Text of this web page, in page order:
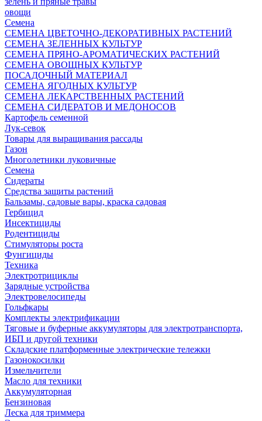
овощи
Семена
СЕМЕНА ЦВЕТОЧНО-ДЕКОРАТИВНЫХ РАСТЕНИЙ
СЕМЕНА ЗЕЛЕННЫХ КУЛЬТУР
СЕМЕНА ПРЯНО-АРОМАТИЧЕСКИХ РАСТЕНИЙ
СЕМЕНА ОВОЩНЫХ КУЛЬТУР
ПОСАДОЧНЫЙ МАТЕРИАЛ
СЕМЕНА ЯГОДНЫХ КУЛЬТУР
СЕМЕНА ЛЕКАРСТВЕННЫХ РАСТЕНИЙ
СЕМЕНА СИДЕРАТОВ И МЕДОНОСОВ
Картофель семенной
Лук-севок
Товары для выращивания рассады
Газон
Многолетники луковичные
Семена
Сидераты
Средства защиты растений
Бальзамы, садовые вары, краска садовая
Гербицид
Инсектициды
Родентициды
Стимуляторы роста
Фунгициды
Техника
Электротрициклы
Зарядные устройства
Электровелосипеды
Гольфкары
Комплекты электрификации
Тяговые и буферные аккумуляторы для электротранспорта,
ИБП и другой техники
Складские платформенные электрические тележки
Газонокосилки
Измельчители
Масло для техники
Аккумуляторная
Бензиновая
Леска для триммера